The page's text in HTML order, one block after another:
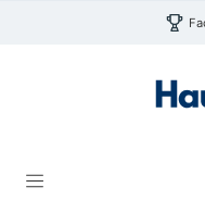
Zum Hauptinhalt springen